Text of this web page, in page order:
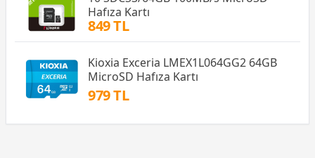
Hafıza Kartı
849 TL
Kioxia Exceria LMEX1L064GG2 64GB
MicroSD Hafıza Kartı
979 TL